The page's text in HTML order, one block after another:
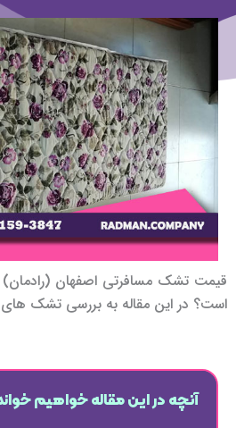
قیمت تشک مسافرتی اصفهان (رادمان)
است؟ در این مقاله به بررسی تشک
آنچه در این مقاله خواهیم